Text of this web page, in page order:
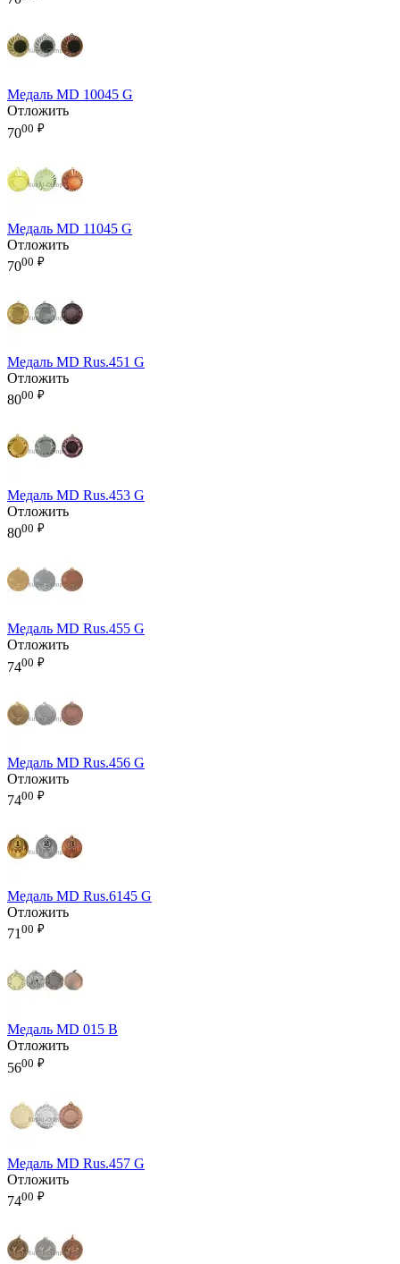
Медаль MD 10045 G
Отложить
7000 ₽
Медаль MD 11045 G
Отложить
7000 ₽
Медаль MD Rus.451 G
Отложить
8000 ₽
Медаль MD Rus.453 G
Отложить
8000 ₽
Медаль MD Rus.455 G
Отложить
7400 ₽
Медаль MD Rus.456 G
Отложить
7400 ₽
Медаль MD Rus.6145 G
Отложить
7100 ₽
Медаль MD 015 B
Отложить
5600 ₽
Медаль MD Rus.457 G
Отложить
7400 ₽